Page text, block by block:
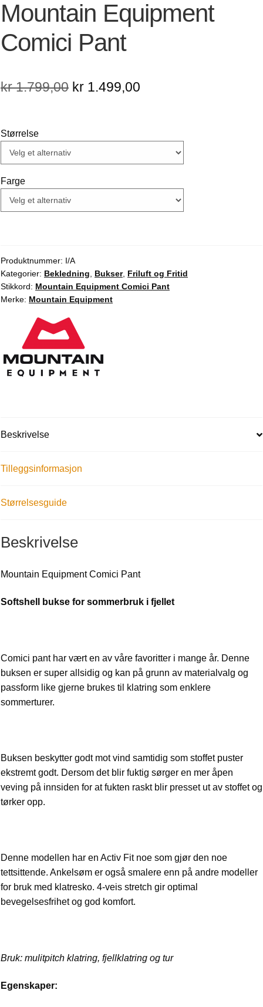
Mountain Equipment
Comici Pant
kr1.799,00 Opprinnelig
kr 1.499,00
kr 1.499,00.
Størrelse
Farge
Produktnummer: I/A
Kategorier: Bekledning, Bukser, Friluft og Fritid
Stikkord: Mountain Equipment Comici Pant
Merke: Mountain Equipment
Beskrivelse
Tilleggsinformasjon
Størrelsesguide
Beskrivelse
Mountain Equipment Comici Pant
Softshell bukse for sommerbruk i fjellet
Comici pant har vært en av våre favoritter i mange år. Denne
buksen er super allsidig og kan på grunn av materialvalg og
passform like gjerne brukes til klatring som enklere
sommerturer.
Buksen beskytter godt mot vind samtidig som stoffet puster
ekstremt godt. Dersom det blir fuktig sørger en mer åpen
veving på innsiden for at fukten raskt blir presset ut av stoffet og
tørker opp.
Denne modellen har en Activ Fit noe som gjør den noe
tettsittende. Ankelsøm er også smalere enn på andre modeller
for bruk med klatresko. 4-veis stretch gir optimal
bevegelsesfrihet og god komfort.
Bruk: mulitpitch klatring, fjellklatring og tur
Egenskaper: